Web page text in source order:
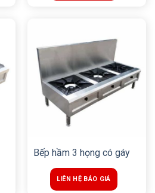
Bếp hầm 3 họng có gáy
LIÊN HỆ BÁO GIÁ